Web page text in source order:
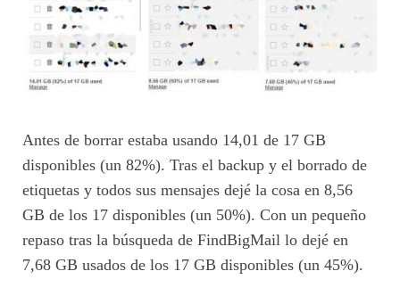
Antes de borrar estaba usando 14,01 de 17 GB
disponibles (un 82%). Tras el backup y el borrado de
etiquetas y todos sus mensajes dejé la cosa en 8,56
GB de los 17 disponibles (un 50%). Con un pequeño
repaso tras la búsqueda de FindBigMail lo dejé en
7,68 GB usados de los 17 GB disponibles (un 45%).